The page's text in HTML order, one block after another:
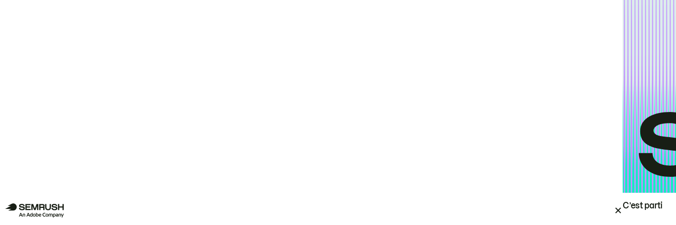
C’est parti